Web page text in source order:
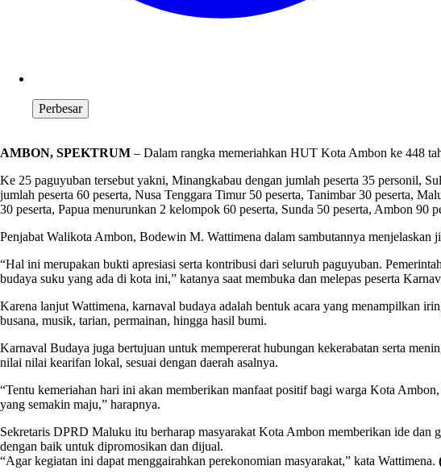
Perbesar
AMBON, SPEKTRUM – Dalam rangka memeriahkan HUT Kota Ambon ke 448
Ke 25 paguyuban tersebut yakni, Minangkabau dengan jumlah peserta 35 personil,
jumlah peserta 60 peserta, Nusa Tenggara Timur 50 peserta, Tanimbar 30 peserta,
30 peserta, Papua menurunkan 2 kelompok 60 peserta, Sunda 50 peserta, Ambon 90
Penjabat Walikota Ambon, Bodewin M. Wattimena dalam sambutannya
“Hal ini merupakan bukti apresiasi serta kontribusi dari seluruh paguyuban.
budaya suku yang ada di kota ini,” katanya saat membuka dan melepas peserta
Karena lanjut Wattimena, karnaval budaya adalah bentuk acara yang menampilkan
busana, musik, tarian, permainan, hingga hasil bumi.
Karnaval Budaya juga bertujuan untuk mempererat hubungan kekerabatan serta
nilai nilai kearifan lokal, sesuai dengan daerah asalnya.
“Tentu kemeriahan hari ini akan memberikan manfaat positif bagi warga Kota
yang semakin maju,” harapnya.
Sekretaris DPRD Maluku itu berharap masyarakat Kota Ambon memberikan ide dan
dengan baik untuk dipromosikan dan dijual.
“Agar kegiatan ini dapat menggairahkan perekonomian masyarakat,” kata Wattimena.